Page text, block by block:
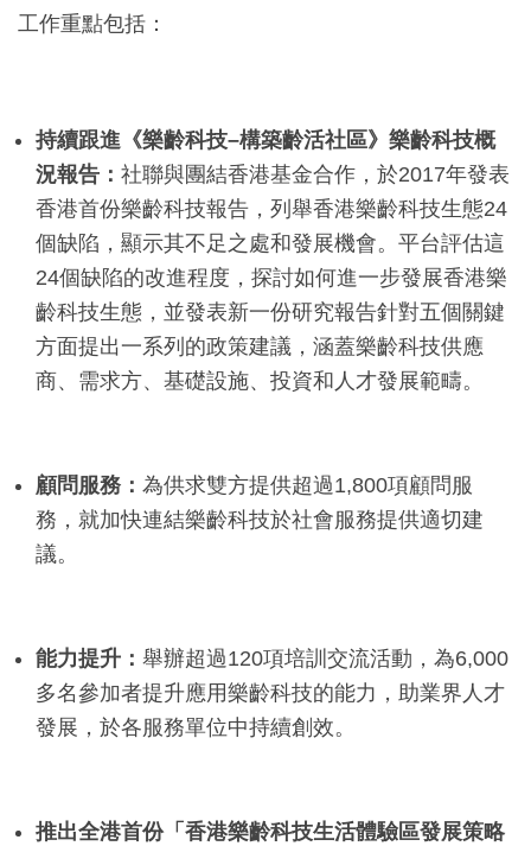
工作重點包括：
持續跟進《樂齡科技–構築齡活社區》樂齡科技概
況報告： 社聯與團結香港基金合作，於2017年發表
香港首份樂齡科技報告，列舉香港樂齡科技生態24
個缺陷，顯示其不足之處和發展機會。平台評估這
24個缺陷的改進程度，探討如何進一步發展香港樂
齡科技生態，並發表新一份研究報告針對五個關鍵
方面提出一系列的政策建議，涵蓋樂齡科技供應
商、需求方、基礎設施、投資和人才發展範疇。
顧問服務： 為供求雙方提供超過1,800項顧問服
務，就加快連結樂齡科技於社會服務提供適切建
議。
能力提升： 舉辦超過120項培訓交流活動，為6,000
多名參加者提升應用樂齡科技的能力，助業界人才
發展，於各服務單位中持續創效。
推出全港首份「香港樂齡科技生活體驗區發展策略